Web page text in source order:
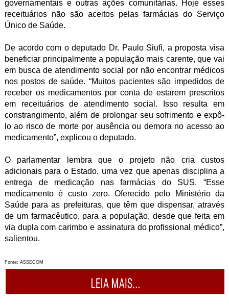
governamentais e outras ações comunitárias. Hoje esses
receituários não são aceitos pelas farmácias do Serviço
Único de Saúde.
De acordo com o deputado Dr. Paulo Siufi, a proposta visa
beneficiar principalmente a população mais carente, que vai
em busca de atendimento social por não encontrar médicos
nos postos de saúde. “Muitos pacientes são impedidos de
receber os medicamentos por conta de estarem prescritos
em receituários de atendimento social. Isso resulta em
constrangimento, além de prolongar seu sofrimento e expô-
lo ao risco de morte por ausência ou demora no acesso ao
medicamento”, explicou o deputado.
O parlamentar lembra que o projeto não cria custos
adicionais para o Estado, uma vez que apenas disciplina a
entrega de medicação nas farmácias do SUS. “Esse
medicamento é custo zero. Oferecido pelo Ministério da
Saúde para as prefeituras, que têm que dispensar, através
de um farmacêutico, para a população, desde que feita em
via dupla com carimbo e assinatura do profissional médico”,
salientou.
Fonte: ASSECOM